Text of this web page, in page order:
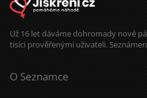
Už 16 let dáváme dohromady nové
tisíci prověřenými uživateli.
O Seznamce